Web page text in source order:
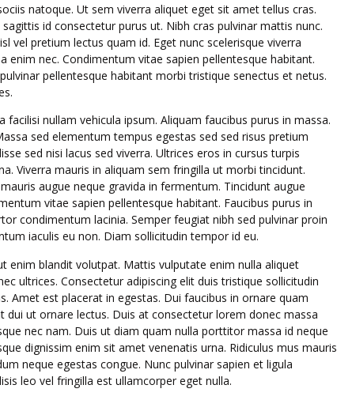
natoque. Ut sem viverra aliquet eget sit amet tellus cras.
id consectetur purus ut. Nibh cras pulvinar mattis nunc.
vel pretium lectus quam id. Eget nunc scelerisque viverra
nec. Condimentum vitae sapien pellentesque habitant.
pellentesque habitant morbi tristique senectus et netus.
nullam vehicula ipsum. Aliquam faucibus purus in massa.
sed elementum tempus egestas sed sed risus pretium
sed nisi lacus sed viverra. Ultrices eros in cursus turpis
Viverra mauris in aliquam sem fringilla ut morbi tincidunt.
augue neque gravida in fermentum. Tincidunt augue
vitae sapien pellentesque habitant. Faucibus purus in
condimentum lacinia. Semper feugiat nibh sed pulvinar proin
iaculis eu non. Diam sollicitudin tempor id eu.
enim blandit volutpat. Mattis vulputate enim nulla aliquet
ultrices. Consectetur adipiscing elit duis tristique sollicitudin
Amet est placerat in egestas. Dui faucibus in ornare quam
ut ornare lectus. Duis at consectetur lorem donec massa
nec nam. Duis ut diam quam nulla porttitor massa id neque
dignissim enim sit amet venenatis urna. Ridiculus mus mauris
neque egestas congue. Nunc pulvinar sapien et ligula
leo vel fringilla est ullamcorper eget nulla.